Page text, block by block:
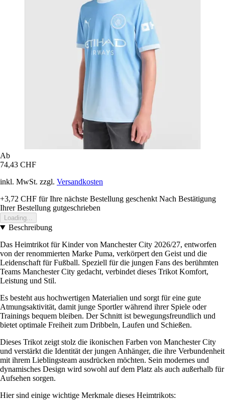
Ab
74,43 CHF
inkl. MwSt. zzgl. Versandkosten
+3,72 CHF für Ihre nächste Bestellung geschenkt Nach Bestätigung
Ihrer Bestellung gutgeschrieben
Loading...
Beschreibung
Das Heimtrikot für Kinder von Manchester City 2026/27, entworfen
von der renommierten Marke Puma, verkörpert den Geist und die
Leidenschaft für Fußball. Speziell für die jungen Fans des berühmten
Teams Manchester City gedacht, verbindet dieses Trikot Komfort,
Leistung und Stil.
Es besteht aus hochwertigen Materialien und sorgt für eine gute
Atmungsaktivität, damit junge Sportler während ihrer Spiele oder
Trainings bequem bleiben. Der Schnitt ist bewegungsfreundlich und
bietet optimale Freiheit zum Dribbeln, Laufen und Schießen.
Dieses Trikot zeigt stolz die ikonischen Farben von Manchester City
und verstärkt die Identität der jungen Anhänger, die ihre Verbundenheit
mit ihrem Lieblingsteam ausdrücken möchten. Sein modernes und
dynamisches Design wird sowohl auf dem Platz als auch außerhalb für
Aufsehen sorgen.
Hier sind einige wichtige Merkmale dieses Heimtrikots: